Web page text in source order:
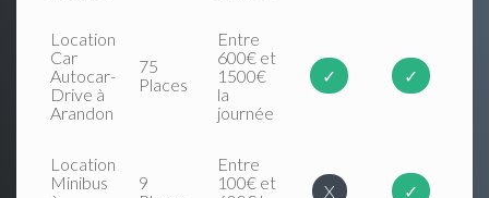
Location
Car
Autocar-
Drive à
Arandon
75
Places
Entre
600€ et
1500€
la
journée
✓ ✓
Location
Minibus
9
Entre
100€ et
X ✓